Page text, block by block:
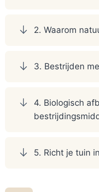
2. Waarom
3. Bestrijden
4. Biologisch
5. Richt je tuin